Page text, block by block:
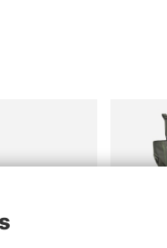
Einsatz bewährt
Material greift,